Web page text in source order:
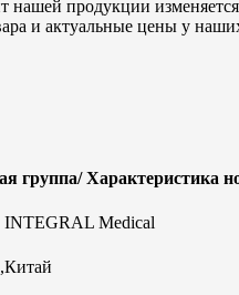
продукции
и актуальные цены у
группа/ Характеристика
INTEGRAL Medical